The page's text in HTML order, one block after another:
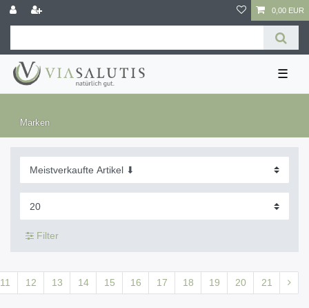
0,00 EUR
☰
Marken
Filter
11 12 13 14 15 16 17 18 19 20 21